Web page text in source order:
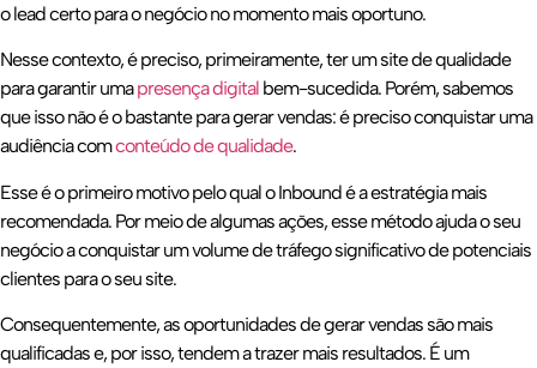
o lead certo para o negócio no momento mais oportuno.
Nesse contexto, é preciso, primeiramente, ter um site de qualidade
para garantir umapresença digital bem-sucedida. Porém, sabemos
que isso não é o bastante para gerar vendas: é preciso conquistar uma
audiência comconteúdo de qualidade.
Esse é o primeiro motivo pelo qual o Inbound é a estratégia mais
recomendada. Por meio de algumas ações, esse método ajuda o seu
negócio a conquistar um volume de tráfego significativo de potenciais
clientes para o seu site.
Consequentemente, as oportunidades de gerar vendas são mais
qualificadas e, por isso, tendem a trazer mais resultados. É um